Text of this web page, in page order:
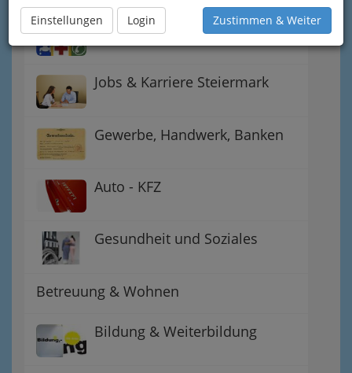
Einstellungen Login Zustimmen & Weiter
Notdienste für (fast) alle Fälle
Jobs & Karriere Steiermark
Gewerbe, Handwerk, Banken
Auto - KFZ
Gesundheit und Soziales
Betreuung & Wohnen
Bildung & Weiterbildung